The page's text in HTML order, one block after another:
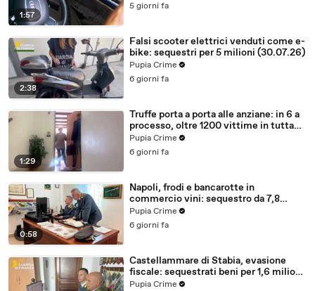
1:57
5 giorni fa
2:38
Falsi scooter elettrici venduti come e-
bike: sequestri per 5 milioni (30.07.26)
Pupia Crime
6 giorni fa
1:29
Truffe porta a porta alle anziane: in 6 a
processo, oltre 1200 vittime in tutta
Italia (30.07.26)
Pupia Crime
6 giorni fa
0:58
Napoli, frodi e bancarotte in
commercio vini: sequestro da 7,8
milioni (30.07.26)
Pupia Crime
6 giorni fa
Castellammare di Stabia, evasione
fiscale: sequestrati beni per 1,6 milioni
ad un consorzio navale (29.07.26)
Pupia Crime